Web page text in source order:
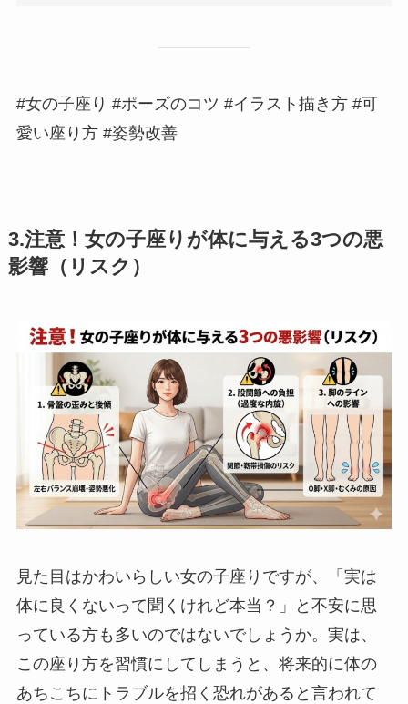
#女の子座り #ポーズのコツ #イラスト描き方 #可
愛い座り方 #姿勢改善
3.注意！女の子座りが体に与える3つの悪
影響（リスク）
見た目はかわいらしい女の子座りですが、「実は
体に良くないって聞くけれど本当？」と不安に思
っている方も多いのではないでしょうか。実は、
この座り方を習慣にしてしまうと、将来的に体の
あちこちにトラブルを招く恐れがあると言われて